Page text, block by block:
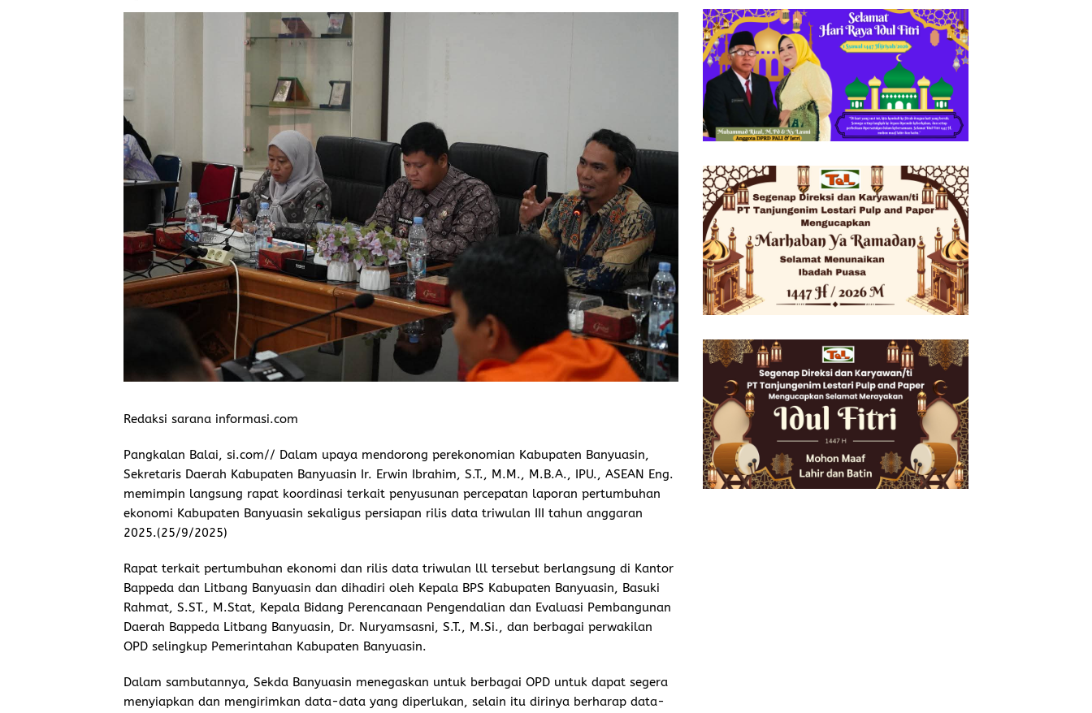
Redaksi sarana informasi.com
Pangkalan Balai, si.com// Dalam upaya mendorong perekonomian Kabupaten Banyuasin,
Sekretaris Daerah Kabupaten Banyuasin Ir. Erwin Ibrahim, S.T., M.M., M.B.A., IPU., ASEAN Eng.
memimpin langsung rapat koordinasi terkait penyusunan percepatan laporan pertumbuhan
ekonomi Kabupaten Banyuasin sekaligus persiapan rilis data triwulan III tahun anggaran
2025.(25/9/2025)
Rapat terkait pertumbuhan ekonomi dan rilis data triwulan lll tersebut berlangsung di Kantor
Bappeda dan Litbang Banyuasin dan dihadiri oleh Kepala BPS Kabupaten Banyuasin, Basuki
Rahmat, S.ST., M.Stat, Kepala Bidang Perencanaan Pengendalian dan Evaluasi Pembangunan
Daerah Bappeda Litbang Banyuasin, Dr. Nuryamsasni, S.T., M.Si., dan berbagai perwakilan
OPD selingkup Pemerintahan Kabupaten Banyuasin.
Dalam sambutannya, Sekda Banyuasin menegaskan untuk berbagai OPD untuk dapat segera
menyiapkan dan mengirimkan data-data yang diperlukan, selain itu dirinya berharap data-